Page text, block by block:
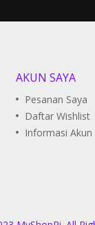
AKUN SAYA
Pesanan Saya
Daftar Wishlist
Informasi Akun